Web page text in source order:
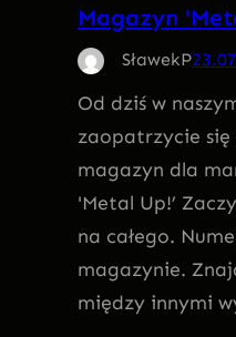
Magazyn
SławekP
Od dziś w
zaopatrzycie
magazyn dla
'Metal Up!’
na całego.
magazynie.
między innymi